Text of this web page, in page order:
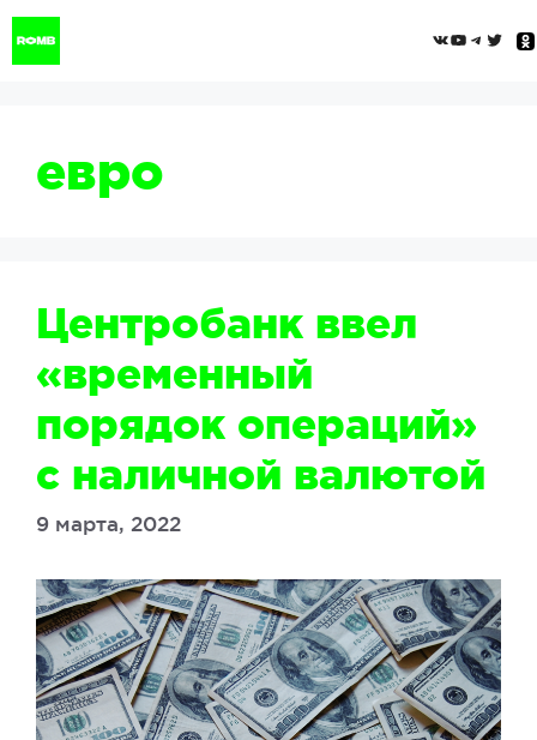
Перейти
евро
Центробанк ввел
«временный
порядок операций»
с наличной валютой
9 марта, 2022